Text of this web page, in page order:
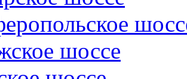
шоссе